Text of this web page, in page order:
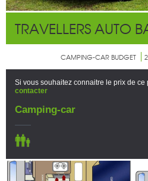
TRAVELLERS AUTO
CAMPING-CAR BUDGET
Si vous souhaitez connaitre le prix de ce
contacter
Camping-car